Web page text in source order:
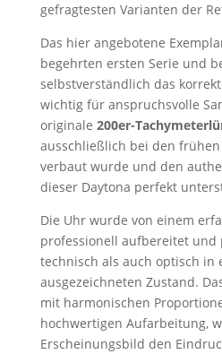
gefragtesten Varianten der
Das hier angebotene
begehrten ersten Serie und
selbstverständlich das
wichtig für anspruchsvolle
originale 200er-
ausschließlich bei den
verbaut wurde und den
dieser Daytona perfekt
Die Uhr wurde von einem
professionell aufbereitet und
technisch als auch optisch in
ausgezeichneten Zustand.
mit harmonischen
hochwertigen Aufarbeitung,
Erscheinungsbild den